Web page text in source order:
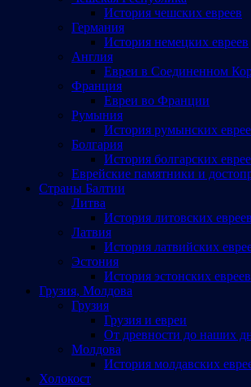
История чешских евреев
Германия
История немецких евреев
Англия
Евреи в Соединенном
Франция
Евреи во Франции
Румыния
История румынских
Болгария
История болгарских
Еврейские памятники и
Страны Балтии
Литва
История литовских евреев
Латвия
История латвийских
Эстония
История эстонских евреев
Грузия, Молдова
Грузия
Грузия и евреи
От древности до наших
Молдова
История молдавских
Холокост